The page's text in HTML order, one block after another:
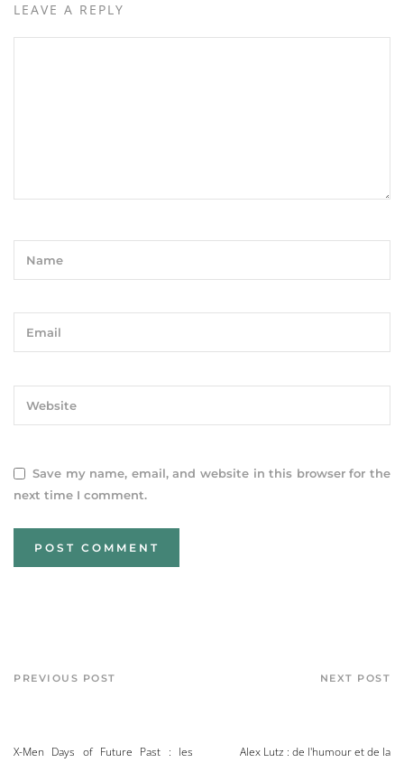
LEAVE A REPLY
Save my name, email, and website in this browser for the
next time I comment.
PREVIOUS POST
X-Men Days of Future Past : les
NEXT POST
Alex Lutz : de l'humour et de la